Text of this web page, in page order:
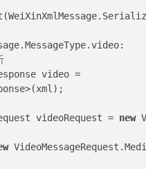
videoRequest =
new